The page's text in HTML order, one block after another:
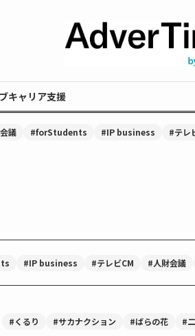
キャリア支援
議 #forStudents #IP business #テレ
#IP business #テレビCM #人財会議
#くるり #サカナクション #ばらの花 #